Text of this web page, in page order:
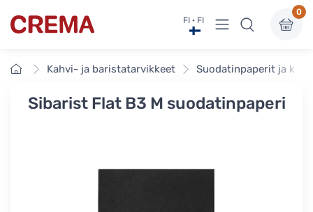
Crema FI · FI Näytä valikko
0
EtusivuKahvi- ja baristatarvikkeet Suodatinpaperit ja
Sibarist Flat B3 M suodatinpaperi